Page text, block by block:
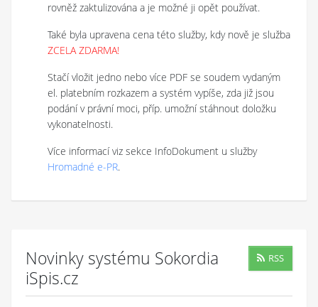
rovněž zaktulizována a je možné ji opět používat.
Také byla upravena cena této služby, kdy nově je služba
ZCELA ZDARMA!
Stačí vložit jedno nebo více PDF se soudem vydaným
el. platebním rozkazem a systém vypíše, zda již jsou
podání v právní moci, příp. umožní stáhnout doložku
vykonatelnosti.
Více informací viz sekce InfoDokument u služby
Hromadné e-PR.
RSS
Novinky systému Sokordia
iSpis.cz